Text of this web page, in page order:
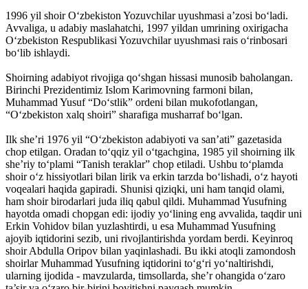
1996 yil shoir O‘zbekiston Yozuvchilar uyushmasi a’zosi bo‘ladi.
Avvaliga, u adabiy maslahatchi, 1997 yildan umrining oxirigacha
O‘zbekiston Respublikasi Yozuvchilar uyushmasi rais o‘rinbosari
bo‘lib ishlaydi.
Shoirning adabiyot rivojiga qo‘shgan hissasi munosib baholangan.
Birinchi Prezidentimiz Islom Karimovning farmoni bilan,
Muhammad Yusuf “Do‘stlik” ordeni bilan mukofotlangan,
“O‘zbekiston xalq shoiri” sharafiga musharraf bo‘lgan.
Ilk she’ri 1976 yil “O‘zbekiston adabiyoti va san’ati” gazetasida
chop etilgan. Oradan to‘qqiz yil o‘tgachgina, 1985 yil shoirning ilk
she’riy to‘plami “Tanish teraklar” chop etiladi. Ushbu to‘plamda
shoir o‘z hissiyotlari bilan lirik va erkin tarzda bo‘lishadi, o‘z hayoti
voqealari haqida gapiradi. Shunisi qiziqki, uni ham tanqid olami,
ham shoir birodarlari juda iliq qabul qildi. Muhammad Yusufning
hayotda omadi chopgan edi: ijodiy yo‘lining eng avvalida, taqdir uni
Erkin Vohidov bilan yuzlashtirdi, u esa Muhammad Yusufning
ajoyib iqtidorini sezib, uni rivojlantirishda yordam berdi. Keyinroq
shoir Abdulla Oripov bilan yaqinlashadi. Bu ikki atoqli zamondosh
shoirlar Muhammad Yusufning iqtidorini to‘g‘ri yo‘naltirishdi,
ularning ijodida - mavzularda, timsollarda, she’r ohangida o‘zaro